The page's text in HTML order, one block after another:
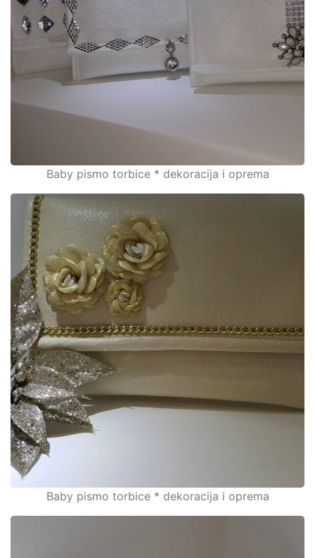
Baby pismo torbice * dekoracija i oprema
Baby pismo torbice * dekoracija i oprema